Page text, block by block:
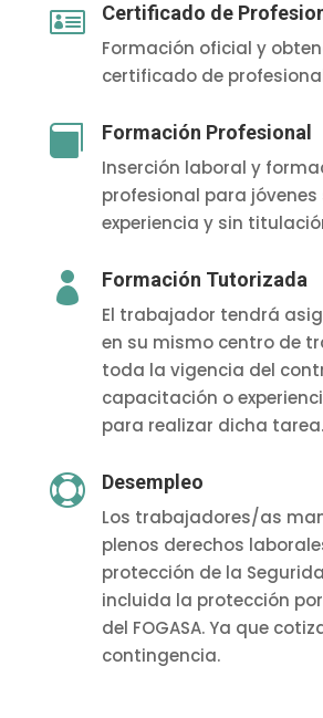

Certificado de
Formación oficial y
certificado de

Formación Profesional
Inserción laboral y
profesional para jóvenes
experiencia y sin

Formación Tutorizada
El trabajador tendrá
en su mismo centro de
toda la vigencia del
capacitación o
para realizar dicha tarea.

Desempleo
Los trabajadores/as
plenos derechos
protección de la
incluida la protección
del FOGASA. Ya que
contingencia.